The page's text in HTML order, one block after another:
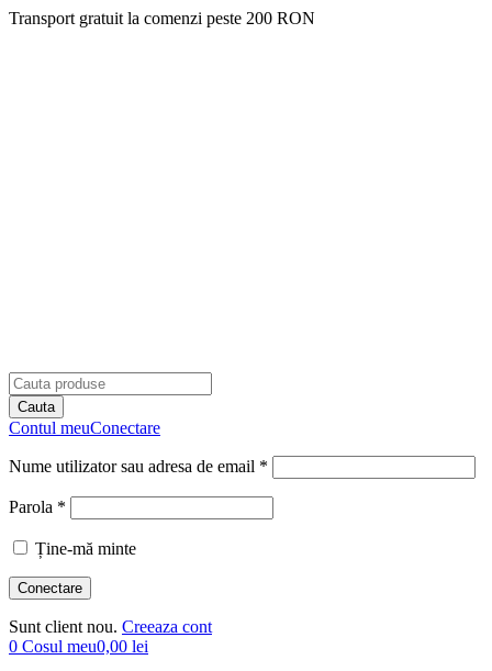
Transport gratuit la comenzi peste 200 RON
Contul meuConectare
Nume utilizator sau adresa de email *
Parola *
Ține-mă minte
Sunt client nou. Creeaza cont
0 Cosul meu0,00 lei